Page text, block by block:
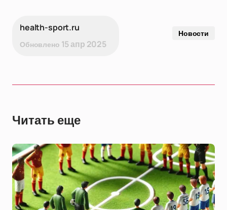
health-sport.ru
Обновлено 15 апр 2025
Новости
Читать еще